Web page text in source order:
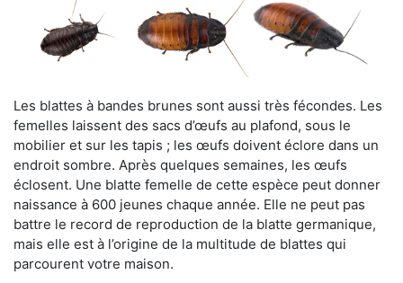
Les blattes à bandes brunes sont aussi très fécondes. Les
femelles laissent des sacs d’œufs au plafond, sous le
mobilier et sur les tapis ; les œufs doivent éclore dans un
endroit sombre. Après quelques semaines, les œufs
éclosent. Une blatte femelle de cette espèce peut donner
naissance à 600 jeunes chaque année. Elle ne peut pas
battre le record de reproduction de la blatte germanique,
mais elle est à l’origine de la multitude de blattes qui
parcourent votre maison.